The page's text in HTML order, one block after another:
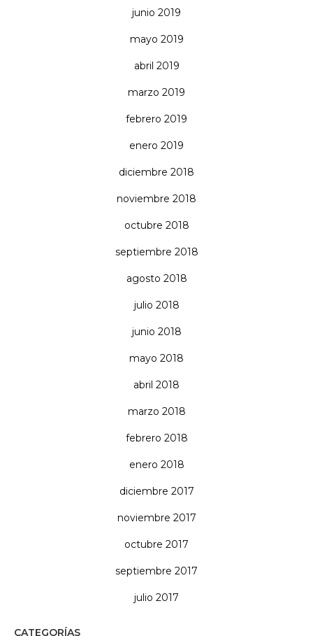
junio 2019
mayo 2019
abril 2019
marzo 2019
febrero 2019
enero 2019
diciembre 2018
noviembre 2018
octubre 2018
septiembre 2018
agosto 2018
julio 2018
junio 2018
mayo 2018
abril 2018
marzo 2018
febrero 2018
enero 2018
diciembre 2017
noviembre 2017
octubre 2017
septiembre 2017
julio 2017
CATEGORÍAS